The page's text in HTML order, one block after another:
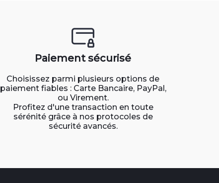
Paiement sécurisé
Choisissez parmi plusieurs options de
paiement fiables : Carte Bancaire, PayPal,
ou Virement.
Profitez d'une transaction en toute
sérénité grâce à nos protocoles de
sécurité avancés.